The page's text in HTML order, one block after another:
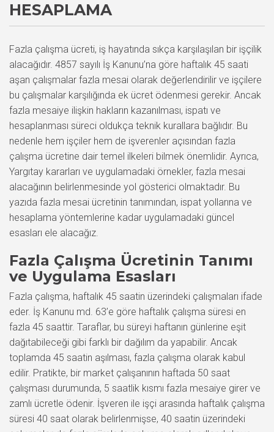
HESAPLAMA
Fazla çalışma ücreti, iş hayatında sıkça karşılaşılan bir işçilik
alacağıdır. 4857 sayılı İş Kanunu’na göre haftalık 45 saati
aşan çalışmalar fazla mesai olarak değerlendirilir ve işçilere
bu çalışmalar karşılığında ek ücret ödenmesi gerekir. Ancak
fazla mesaiye ilişkin hakların kazanılması, ispatı ve
hesaplanması süreci oldukça teknik kurallara bağlıdır. Bu
nedenle hem işçiler hem de işverenler açısından fazla
çalışma ücretine dair temel ilkeleri bilmek önemlidir. Ayrıca,
Yargıtay kararları ve uygulamadaki örnekler, fazla mesai
alacağının belirlenmesinde yol gösterici olmaktadır. Bu
yazıda fazla mesai ücretinin tanımından, ispat yollarına ve
hesaplama yöntemlerine kadar uygulamadaki güncel
esasları ele alacağız.
Fazla Çalışma Ücretinin Tanımı
ve Uygulama Esasları
Fazla çalışma, haftalık 45 saatin üzerindeki çalışmaları ifade
eder. İş Kanunu md. 63’e göre haftalık çalışma süresi en
fazla 45 saattir. Taraflar, bu süreyi haftanın günlerine eşit
dağıtabileceği gibi farklı bir dağılım da yapabilir. Ancak
toplamda 45 saatin aşılması, fazla çalışma olarak kabul
edilir. Pratikte, bir market çalışanının haftada 50 saat
çalışması durumunda, 5 saatlik kısmı fazla mesaiye girer ve
zamlı ücretle ödenir. İşveren ile işçi arasında haftalık çalışma
süresi 40 saat olarak belirlenmişse, 40 saatin üzerindeki